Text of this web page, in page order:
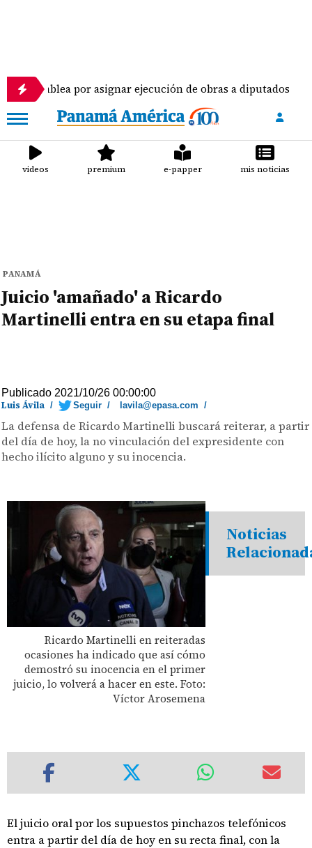
asignar ejecución de obras a diputados
videos premium e-papper mis noticias
PANAMÁ
Juicio 'amañado' a Ricardo
Martinelli entra en su etapa final
Publicado 2021/10/26 00:00:00
Luis Ávila / Seguir / lavila@epasa.com /
La defensa de Ricardo Martinelli buscará reiterar, a partir
del día de hoy, la no vinculación del expresidente con
hecho ilícito alguno y su inocencia.
Ricardo Martinelli en reiteradas
ocasiones ha indicado que así cómo
demostró su inocencia en el primer
juicio, lo volverá a hacer en este. Foto:
Víctor Arosemena
Noticias
El juicio oral por los supuestos pinchazos telefónicos
entra a partir del día de hoy en su recta final, con la